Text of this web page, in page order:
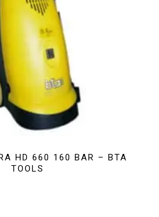
HD 660 160 BAR – BTA
TOOLS